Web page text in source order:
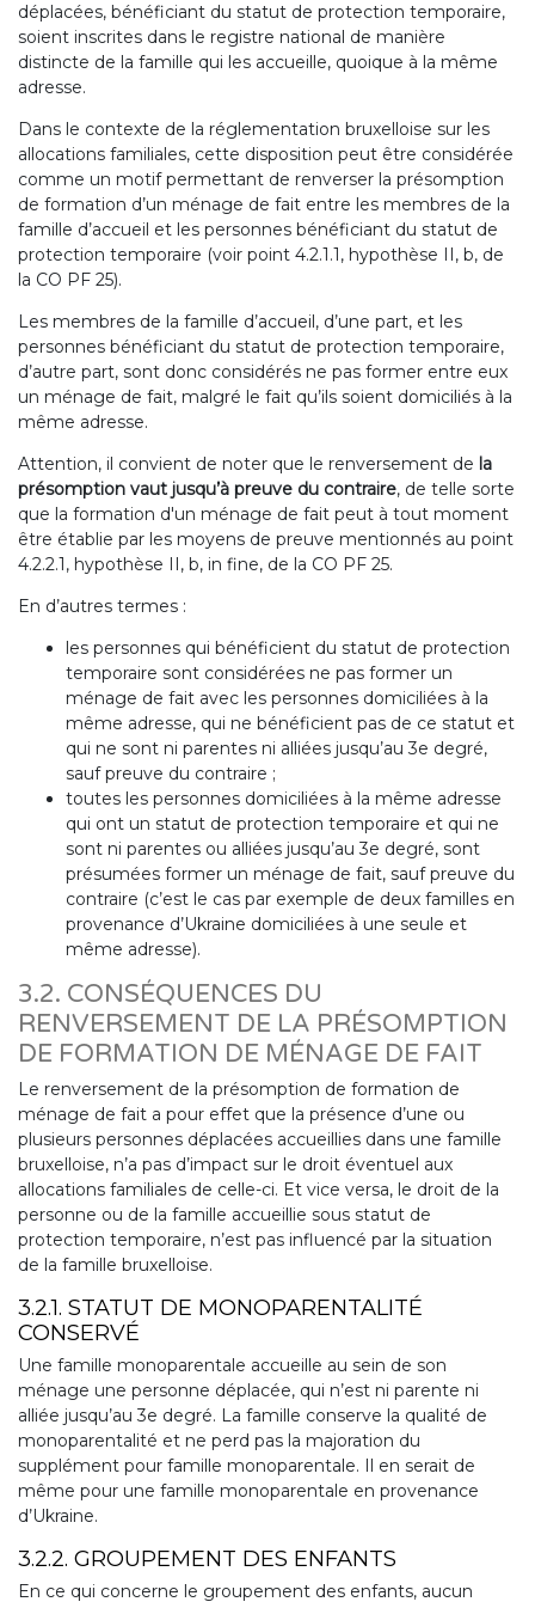
déplacées, bénéficiant du statut de protection temporaire,
soient inscrites dans le registre national de manière
distincte de la famille qui les accueille, quoique à la même
adresse.
Dans le contexte de la réglementation bruxelloise sur les
allocations familiales, cette disposition peut être considérée
comme un motif permettant de renverser la présomption
de formation d’un ménage de fait entre les membres de la
famille d’accueil et les personnes bénéficiant du statut de
protection temporaire (voir point 4.2.1.1, hypothèse II, b, de
la CO PF 25).
Les membres de la famille d’accueil, d’une part, et les
personnes bénéficiant du statut de protection temporaire,
d’autre part, sont donc considérés ne pas former entre eux
un ménage de fait, malgré le fait qu’ils soient domiciliés à la
même adresse.
Attention, il convient de noter que le renversement de la
présomption vaut jusqu’à preuve du contraire, de telle sorte
que la formation d'un ménage de fait peut à tout moment
être établie par les moyens de preuve mentionnés au point
4.2.2.1, hypothèse II, b, in fine, de la CO PF 25.
En d’autres termes :
les personnes qui bénéficient du statut de protection
temporaire sont considérées ne pas former un
ménage de fait avec les personnes domiciliées à la
même adresse, qui ne bénéficient pas de ce statut et
qui ne sont ni parentes ni alliées jusqu’au 3e degré,
sauf preuve du contraire ;
toutes les personnes domiciliées à la même adresse
qui ont un statut de protection temporaire et qui ne
sont ni parentes ou alliées jusqu’au 3e degré, sont
présumées former un ménage de fait, sauf preuve du
contraire (c’est le cas par exemple de deux familles en
provenance d’Ukraine domiciliées à une seule et
même adresse).
3.2. CONSÉQUENCES DU
RENVERSEMENT DE LA PRÉSOMPTION
DE FORMATION DE MÉNAGE DE FAIT
Le renversement de la présomption de formation de
ménage de fait a pour effet que la présence d’une ou
plusieurs personnes déplacées accueillies dans une famille
bruxelloise, n’a pas d’impact sur le droit éventuel aux
allocations familiales de celle-ci. Et vice versa, le droit de la
personne ou de la famille accueillie sous statut de
protection temporaire, n’est pas influencé par la situation
de la famille bruxelloise.
3.2.1. STATUT DE MONOPARENTALITÉ
CONSERVÉ
Une famille monoparentale accueille au sein de son
ménage une personne déplacée, qui n’est ni parente ni
alliée jusqu’au 3e degré. La famille conserve la qualité de
monoparentalité et ne perd pas la majoration du
supplément pour famille monoparentale. Il en serait de
même pour une famille monoparentale en provenance
d’Ukraine.
3.2.2. GROUPEMENT DES ENFANTS
En ce qui concerne le groupement des enfants, aucun